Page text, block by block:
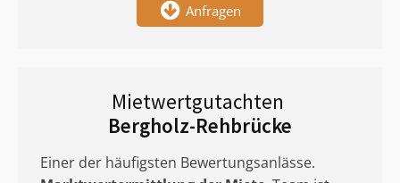
Anfragen
Mietwertgutachten
Bergholz-Rehbrücke
Einer der häufigsten Bewertungsanlässe.